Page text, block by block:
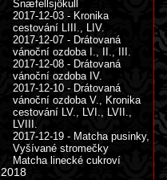
Snæfellsjökull
2017-12-03 - Kronika
cestování LIII., LIV.
2017-12-07 - Drátovaná
vánoční ozdoba I., II., III.
2017-12-08 - Drátovaná
vánoční ozdoba IV.
2017-12-10 - Drátovaná
vánoční ozdoba V., Kronika
cestování LV., LVI., LVII.,
LVIII.
2017-12-19 - Matcha pusinky,
Vyšívané stromečky
Matcha linecké cukroví
2018